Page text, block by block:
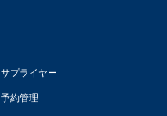
サプライヤー
予約管理